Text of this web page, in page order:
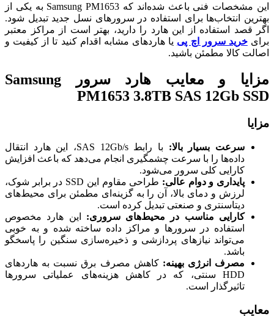
این مشخصات فنی باعث شده‌اند که Samsung PM1653 به یکی از
بهترین انتخاب‌ها برای استفاده در سرورهای نسل جدید تبدیل شود.
اگر قصد استفاده از این هارد را دارید، بهتر است از مراکز معتبر
برایخرید سرور اچ پی یا هاردهای مشابه اقدام کنید تا از کیفیت و
اصالت کالا مطمئن باشید.
مزایا و معایب هارد سرور Samsung
PM1653 3.8TB SAS 12Gb SSD
مزایا
سرعت بسیار بالا:
با رابط SAS 12Gb/s، این هارد انتقال
داده‌ها را با سرعت چشمگیری انجام می‌دهد که باعث افزایش
کارایی کلی سرور می‌شود.
پایداری و دوام عالی:
طراحی مقاوم این SSD در برابر شوک،
لرزش و دمای بالا، آن را به گزینه‌ای مطمئن برای محیط‌های
دیتاسنتری و صنعتی تبدیل کرده است.
کارایی مناسب در محیط‌های سروری: این هارد مخصوص
استفاده در سرورها و مراکز داده ساخته شده و به خوبی
می‌تواند نیازهای پردازشی و ذخیره‌سازی سنگین را پاسخگو
باشد.
مصرف انرژی بهینه: کاهش مصرف برق نسبت به هاردهای
HDD سنتی، که در کاهش هزینه‌های عملیاتی سرورها
تاثیرگذار است.
معایب